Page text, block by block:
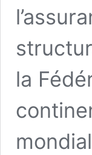
la